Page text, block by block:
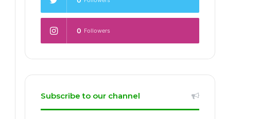
0 Followers
Subscribe to our channel